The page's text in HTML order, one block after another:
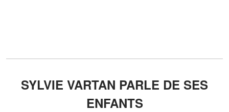
SYLVIE VARTAN PARLE DE SES
ENFANTS